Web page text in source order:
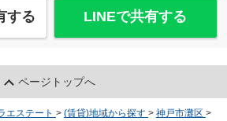
する LINEで共有する
ページトップへ
エステート > (賃貸)地域から探す > 神戸市灘区 >